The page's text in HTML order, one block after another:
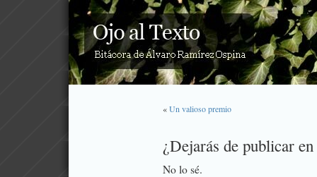
«Un valioso premio
¿Dejarás de publicar
No lo sé.